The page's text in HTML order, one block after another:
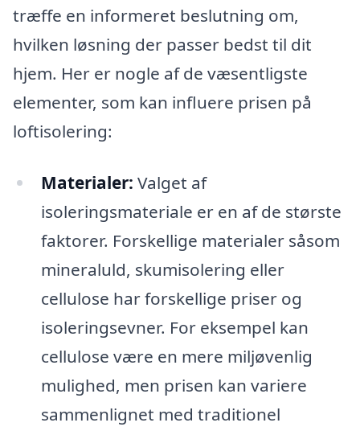
træffe en informeret beslutning om,
hvilken løsning der passer bedst til dit
hjem. Her er nogle af de væsentligste
elementer, som kan influere prisen på
loftisolering:
Materialer: Valget af
isoleringsmateriale er en af de største
faktorer. Forskellige materialer såsom
mineraluld, skumisolering eller
cellulose har forskellige priser og
isoleringsevner. For eksempel kan
cellulose være en mere miljøvenlig
mulighed, men prisen kan variere
sammenlignet med traditionel